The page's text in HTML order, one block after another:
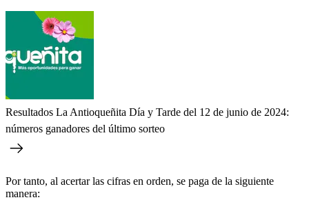
Resultados La Antioqueñita Día y Tarde del 12 de junio de 2024:
números ganadores del último sorteo
Por tanto, al acertar las cifras en orden, se paga de la siguiente
manera: